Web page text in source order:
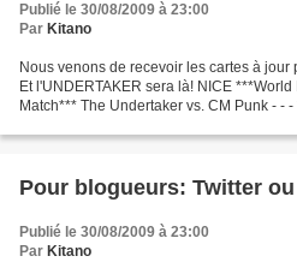
Publié le 30/08/2009 à 23:00
Par Kitano
Nous venons de recevoir les cartes à
Et l'UNDERTAKER sera là! NICE
Match*** The Undertaker vs. CM Punk - -
Pour blogueurs: Twitter ou
Publié le 30/08/2009 à 23:00
Par Kitano